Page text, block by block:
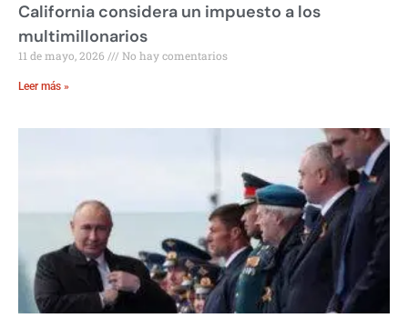
California considera un impuesto a los
multimillonarios
11 de mayo, 2026 No hay comentarios
Leer más »